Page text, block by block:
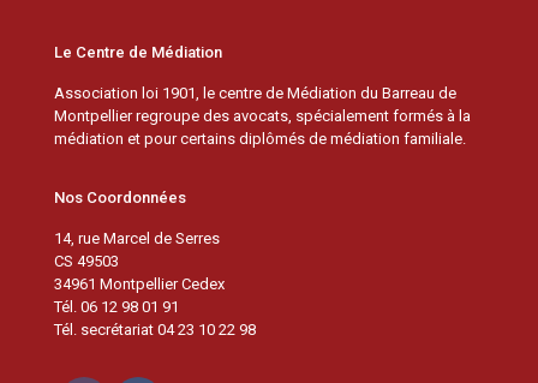
Le Centre de Médiation
Association loi 1901, le centre de Médiation du Barreau de
Montpellier regroupe des avocats, spécialement formés à la
médiation et pour certains diplômés de médiation familiale.
Nos Coordonnées
14, rue Marcel de Serres
CS 49503
34961 Montpellier Cedex
Tél. 06 12 98 01 91
Tél. secrétariat 04 23 10 22 98